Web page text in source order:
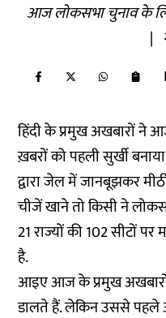
आज लोकसभा चुनाव के
|
हिंदी के प्रमुख अखबारों
ख़बरों को पहली सुर्खी
द्वारा जेल में जानबूझकर
चीजें खाने तो किसी ने
21 राज्यों की 102 सीटों
है.
आइए आज के प्रमुख
डालते हैं. लेकिन उससे पहले